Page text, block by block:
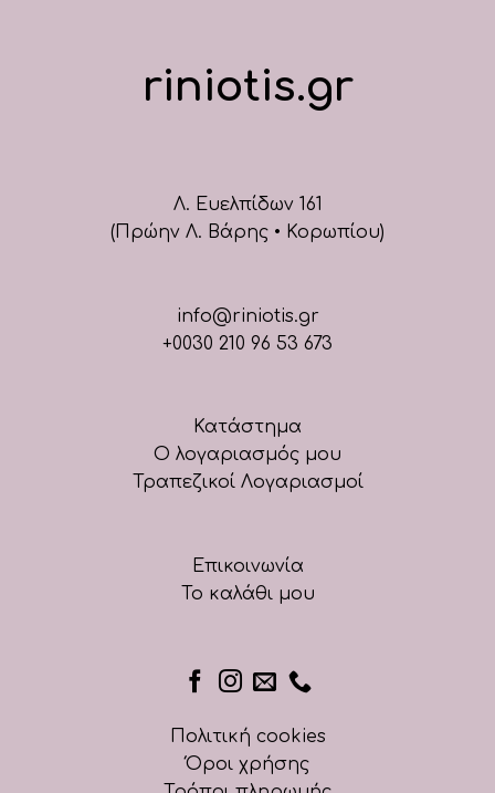
riniotis.gr
Λ. Ευελπίδων 161
(Πρώην Λ. Βάρης • Κορωπίου)
info@riniotis.gr
+0030 210 96 53 673
Κατάστημα
Ο λογαριασμός μου
Τραπεζικοί Λογαριασμοί
Επικοινωνία
Το καλάθι μου
Πολιτική cookies
Όροι χρήσης